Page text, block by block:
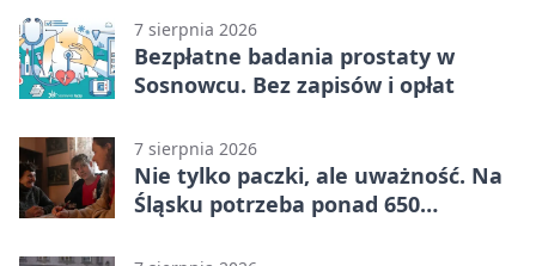
7 sierpnia 2026
Bezpłatne badania prostaty w
Sosnowcu. Bez zapisów i opłat
7 sierpnia 2026
Nie tylko paczki, ale uważność. Na
Śląsku potrzeba ponad 650